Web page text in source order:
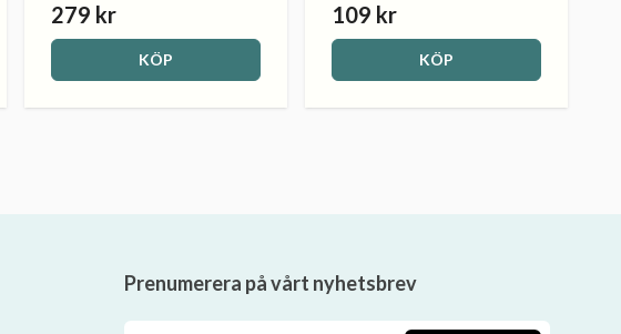
279 kr
KÖP
109 kr
KÖP
Prenumerera på vårt nyhetsbrev